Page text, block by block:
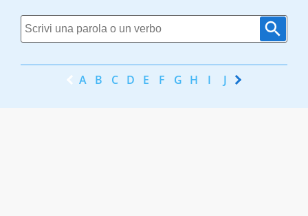
A B C D E F G H I J K